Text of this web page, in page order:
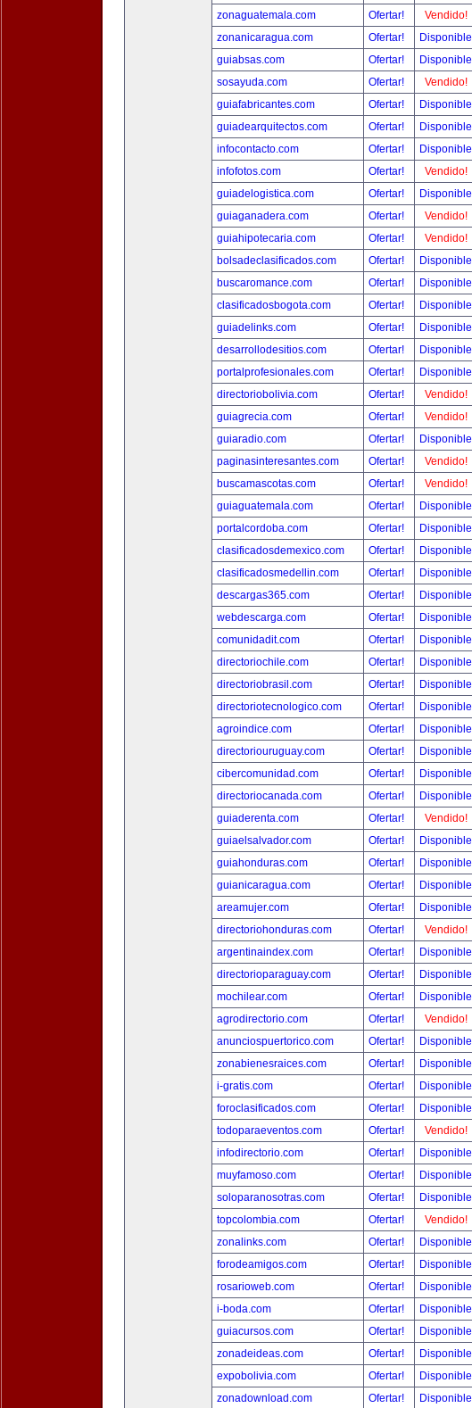
zonaguatemala.com
Ofertar!
Vendido!
zonanicaragua.com
Ofertar!
Disponible
guiabsas.com
Ofertar!
Disponible
sosayuda.com
Ofertar!
Vendido!
guiafabricantes.com
Ofertar!
Disponible
guiadearquitectos.com
Ofertar!
Disponible
infocontacto.com
Ofertar!
Disponible
infofotos.com
Ofertar!
Vendido!
guiadelogistica.com
Ofertar!
Disponible
guiaganadera.com
Ofertar!
Vendido!
guiahipotecaria.com
Ofertar!
Vendido!
bolsadeclasificados.com
Ofertar!
Disponible
buscaromance.com
Ofertar!
Disponible
clasificadosbogota.com
Ofertar!
Disponible
guiadelinks.com
Ofertar!
Disponible
desarrollodesitios.com
Ofertar!
Disponible
portalprofesionales.com
Ofertar!
Disponible
directoriobolivia.com
Ofertar!
Vendido!
guiagrecia.com
Ofertar!
Vendido!
guiaradio.com
Ofertar!
Disponible
paginasinteresantes.com
Ofertar!
Vendido!
buscamascotas.com
Ofertar!
Vendido!
guiaguatemala.com
Ofertar!
Disponible
portalcordoba.com
Ofertar!
Disponible
clasificadosdemexico.com
Ofertar!
Disponible
clasificadosmedellin.com
Ofertar!
Disponible
descargas365.com
Ofertar!
Disponible
webdescarga.com
Ofertar!
Disponible
comunidadit.com
Ofertar!
Disponible
directoriochile.com
Ofertar!
Disponible
directoriobrasil.com
Ofertar!
Disponible
directoriotecnologico.com
Ofertar!
Disponible
agroindice.com
Ofertar!
Disponible
directoriouruguay.com
Ofertar!
Disponible
cibercomunidad.com
Ofertar!
Disponible
directoriocanada.com
Ofertar!
Disponible
guiaderenta.com
Ofertar!
Vendido!
guiaelsalvador.com
Ofertar!
Disponible
guiahonduras.com
Ofertar!
Disponible
guianicaragua.com
Ofertar!
Disponible
areamujer.com
Ofertar!
Disponible
directoriohonduras.com
Ofertar!
Vendido!
argentinaindex.com
Ofertar!
Disponible
directorioparaguay.com
Ofertar!
Disponible
mochilear.com
Ofertar!
Disponible
agrodirectorio.com
Ofertar!
Vendido!
anunciospuertorico.com
Ofertar!
Disponible
zonabienesraices.com
Ofertar!
Disponible
i-gratis.com
Ofertar!
Disponible
foroclasificados.com
Ofertar!
Disponible
todoparaeventos.com
Ofertar!
Vendido!
infodirectorio.com
Ofertar!
Disponible
muyfamoso.com
Ofertar!
Disponible
soloparanosotras.com
Ofertar!
Disponible
topcolombia.com
Ofertar!
Vendido!
zonalinks.com
Ofertar!
Disponible
forodeamigos.com
Ofertar!
Disponible
rosarioweb.com
Ofertar!
Disponible
i-boda.com
Ofertar!
Disponible
guiacursos.com
Ofertar!
Disponible
zonadeideas.com
Ofertar!
Disponible
expobolivia.com
Ofertar!
Disponible
zonadownload.com
Ofertar! Disponible